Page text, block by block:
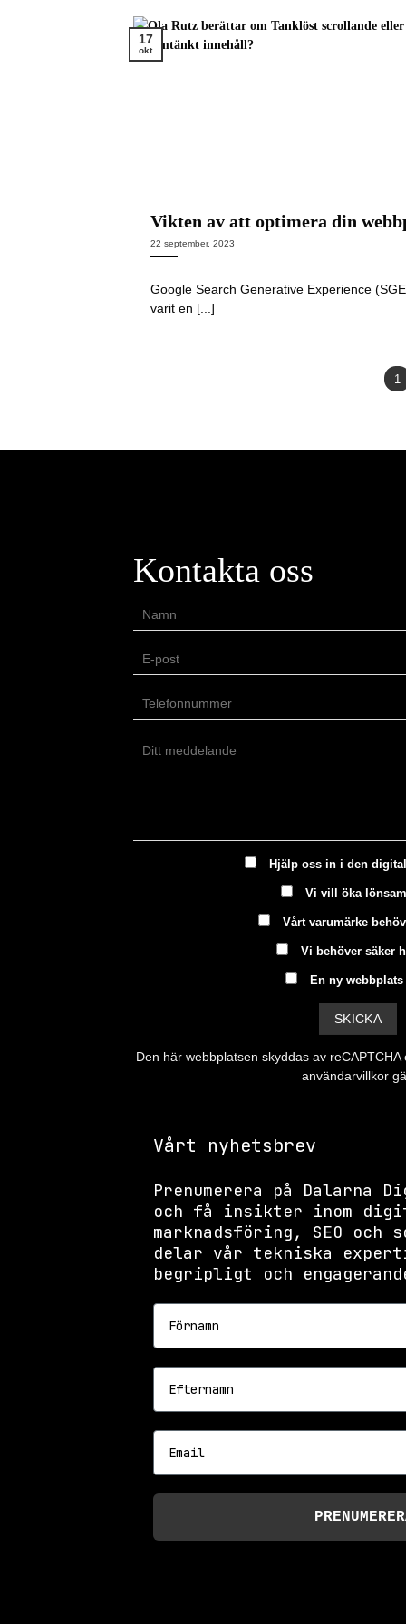
17
okt
Vikten av att optimera din
22 september, 2023
Google Search Generative Experience
varit en [...]
1
Kontakta oss
Hjälp oss in i den
Vi vill öka
Vårt varumärke
Vi behöver säker
En ny webbplats
Den här webbplatsen skyddas av
användarvillkor
Vårt nyhetsbrev
Prenumerera på Dalarna
och få insikter inom
marknadsföring, SEO och
delar vår tekniska
begripligt och
Förnamn
Efternamn
Email